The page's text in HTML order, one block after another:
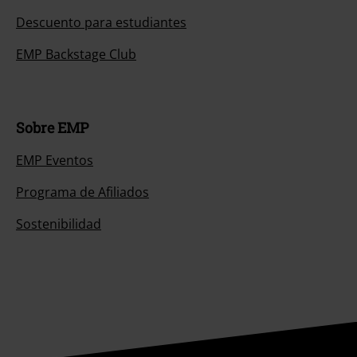
Descuento para estudiantes
EMP Backstage Club
Sobre EMP
EMP Eventos
Programa de Afiliados
Sostenibilidad